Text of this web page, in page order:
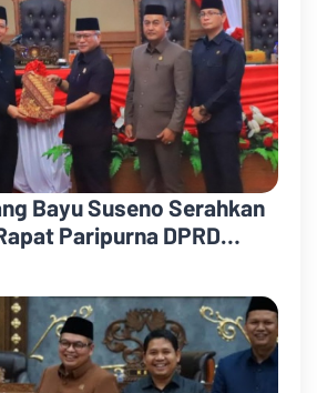
Bayu Suseno Serahkan
Paripurna DPRD